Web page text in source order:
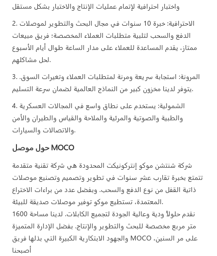
واختبار احترافية لإتمام عمليات الإنتاج والاختبار بشكل مستقل
2. الاحترافية: خبرة 10 سنوات في مجال البحث والتطوير لموصلات
الدفع والسحب لتلبية متطلبات العملاء المخصصة؛ فريق مبيعات
ممتاز، يقدم المساعدة للعملاء على مدار الساعة طوال أيام الأسبوع
لحل مشاكلهم.
3. المرونة: استجابة سريعة ومرنة لمتطلبات العملاء وتغيرات السوق.
يتوفر لدينا مخزون كبير من النماذج العالمية لضمان سرعة التسليم.
4. الشمولية: يستخدم على نطاق واسع في المجالات العسكرية
والطبية والصوتية والمرئية والملاحة والقياس والطيران والأمن
والاتصالات والسيارات.
حول موصل MOCO
شركة شنتشن موكو إنتركونيكت المحدودة هي شركة تقنية متقدمة
تتمتع بخبرة تقارب عشر سنوات في تطوير وتصميم وتصنيع موصلات
ذاتية القفل من نوع الدفع والسحب. وبفضل عدد من براءات الاختراع
المعتمدة، تستطيع موكو توفير موصلات صديقة للبيئة.
نقدم حلولاً ودية وعالية الجودة لتجميع الكابلات. لدينا مساحة 1600
متر مربع مخصصة للبحث والتطوير والإنتاج. بفضل الإدارة المتميزة
والجهود الابتكارية الكبيرة التي بذلها فريق MOCO على مر السنين،
أصبحنا